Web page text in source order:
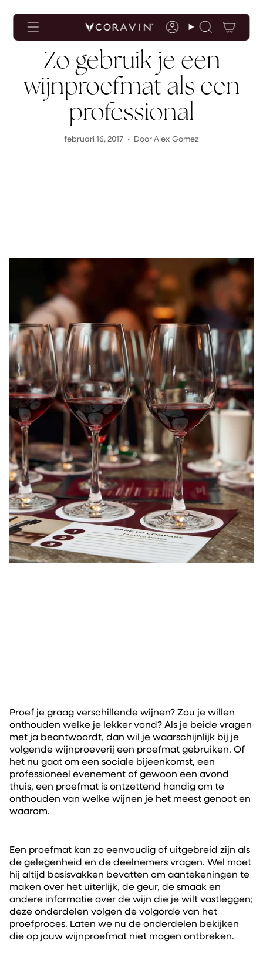
Rekening
Zo gebruik je een
wijnproefmat als een
professional
februari 16, 2017 Door Alex Gomez
Proef je graag verschillende wijnen? Zou je willen
onthouden welke je lekker vond? Als je beide vragen
met ja beantwoordt, dan wil je waarschijnlijk bij je
volgende wijnproeverij een proefmat gebruiken. Of
het nu gaat om een sociale bijeenkomst, een
professioneel evenement of gewoon een avond
thuis, een proefmat is ontzettend handig om te
onthouden van welke wijnen je het meest genoot en
waarom.
Een proefmat kan zo eenvoudig of uitgebreid zijn als
de gelegenheid en de deelnemers vragen. Wel moet
hij altijd basisvakken bevatten om aantekeningen te
maken over het uiterlijk, de geur, de smaak en
andere informatie over de wijn die je wilt vastleggen;
deze onderdelen volgen de volgorde van het
proefproces. Laten we nu de onderdelen bekijken
die op jouw wijnproefmat niet mogen ontbreken.